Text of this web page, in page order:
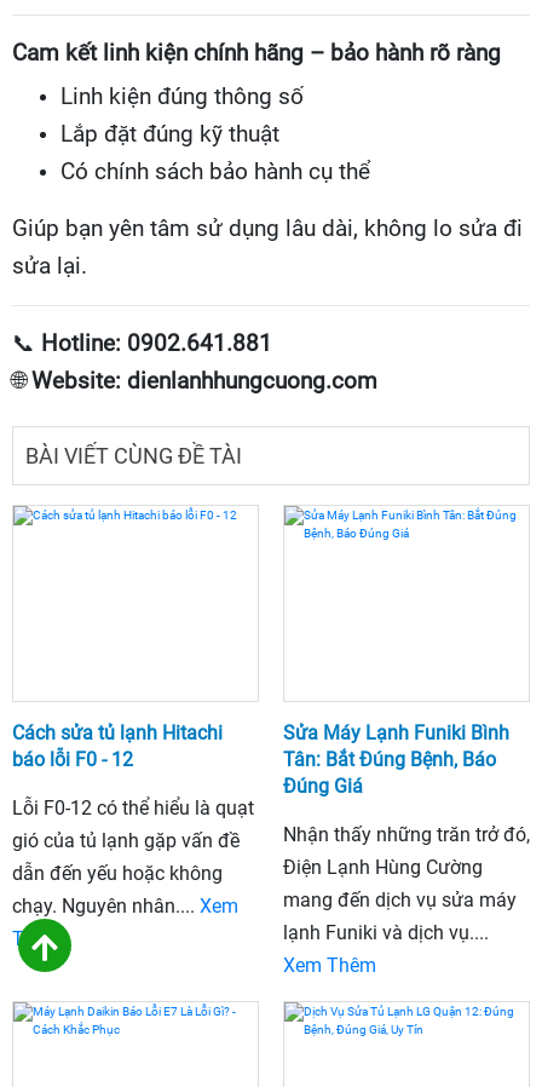
Cam kết linh kiện chính hãng – bảo hành rõ ràng
Linh kiện đúng thông số
Lắp đặt đúng kỹ thuật
Có chính sách bảo hành cụ thể
Giúp bạn yên tâm sử dụng lâu dài, không lo sửa đi
sửa lại.
📞 Hotline: 0902.641.881
🌐 Website: dienlanhhungcuong.com
BÀI VIẾT CÙNG ĐỀ TÀI
Cách sửa tủ lạnh Hitachi
báo lỗi F0 - 12
Lỗi F0-12 có thể hiểu là quạt
gió của tủ lạnh gặp vấn đề
dẫn đến yếu hoặc không
chạy. Nguyên nhân.... Xem
Thêm
Sửa Máy Lạnh Funiki Bình
Tân: Bắt Đúng Bệnh, Báo
Đúng Giá
Nhận thấy những trăn trở đó,
Điện Lạnh Hùng Cường
mang đến dịch vụ sửa máy
lạnh Funiki và dịch vụ....
Xem Thêm